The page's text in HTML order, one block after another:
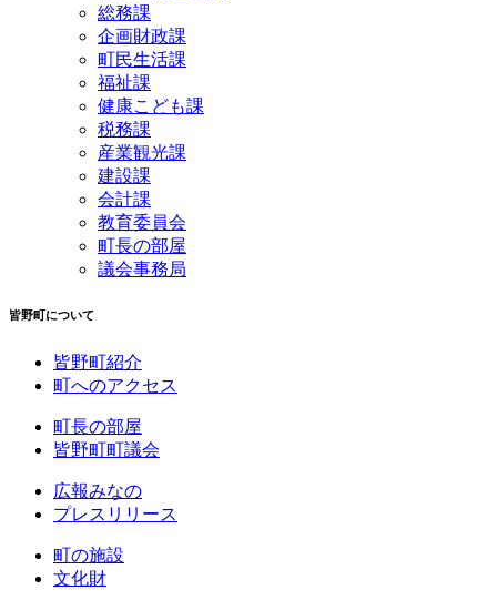
総務課
企画財政課
町民生活課
福祉課
健康こども課
税務課
産業観光課
建設課
会計課
教育委員会
町長の部屋
議会事務局
皆野町について
皆野町紹介
町へのアクセス
町長の部屋
皆野町町議会
広報みなの
プレスリリース
町の施設
文化財